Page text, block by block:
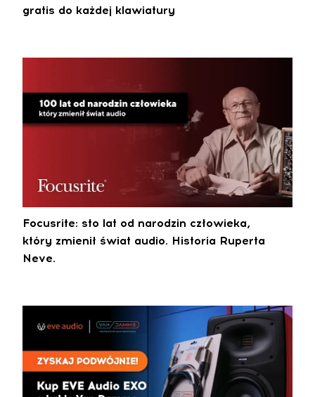
gratis do każdej klawiatury
Focusrite: sto lat od narodzin człowieka,
który zmienił świat audio. Historia Ruperta
Neve.